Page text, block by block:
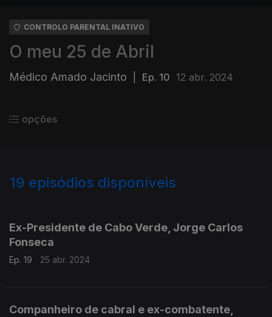
CONTROLO PARENTAL INATIVO
O meu 25 de Abril
Médico Amado Jacinto Ep. 10 12 abr. 2024
opções
19 episódios disponíveis
Ex-Presidente de Cabo Verde, Jorge Carlos
Fonseca
Ep. 19 25 abr. 2024
Companheiro de cabral e ex-combatente,